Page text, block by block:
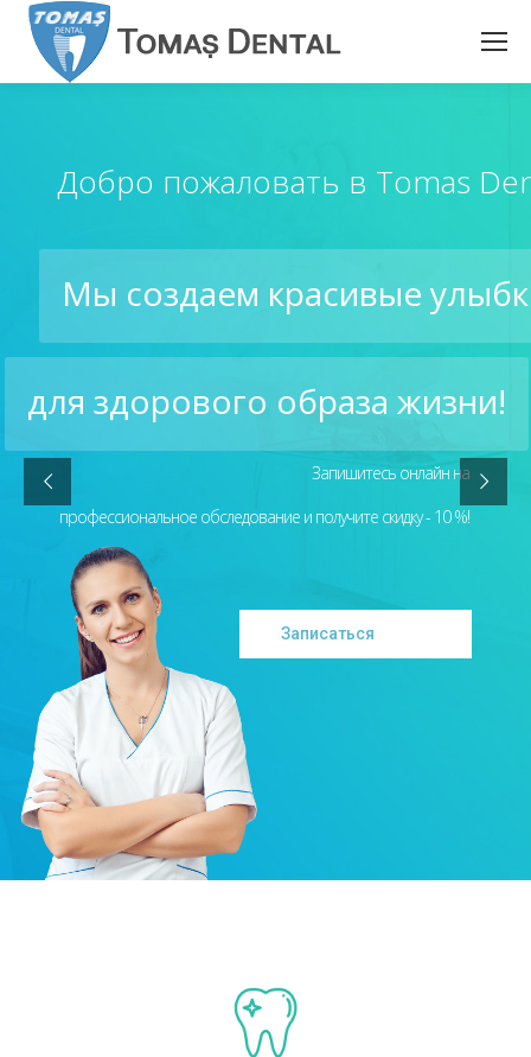
Добро пожаловать в Tomas
Мы создаем красивые
для здорового образа жизни!
Запишитесь онлайн на
профессиональное обследование и получите скидку - 10 %!
Записаться